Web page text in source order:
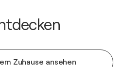
Zuhause ansehen